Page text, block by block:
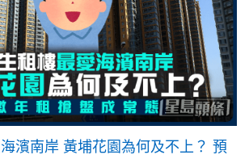
濱南岸 黃埔花園為何及不上？ 預